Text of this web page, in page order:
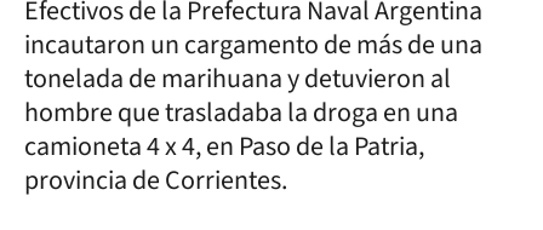
Efectivos de la Prefectura Naval Argentina
incautaron un cargamento de más de una
tonelada de marihuana y detuvieron al
hombre que trasladaba la droga en una
camioneta 4 x 4, en Paso de la Patria,
provincia de Corrientes.